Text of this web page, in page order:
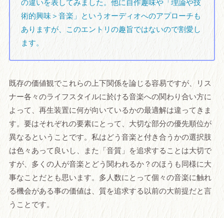
術的興味＞音楽」というオーディオへのアプローチも
ありますが、このエントリの趣旨ではないので割愛し
ます。
既存の価値観でこれらの上下関係を論じる容易ですが、リス
ナー各々のライフスタイルに於ける音楽への関わり合い方に
よって、再生装置に何が向いているかの最適解は違ってきま
す。要はそれぞれの要素にとって、大切な部分の優先順位が
異なるということです。私はどう音楽と付き合うかの選択肢
は色々あって良いし、また「音質」を追求することは大切で
すが、多くの人が音楽とどう関われるか？のほうも同様に大
事なことだとも思います。多人数にとって個々の音楽に触れ
る機会がある事の価値は、質を追求する以前の大前提だと言
うことです。